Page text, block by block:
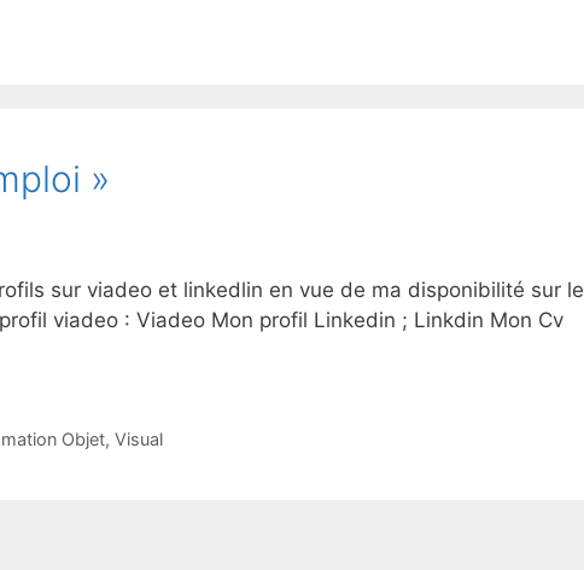
»
sur viadeo et linkedlin en vue de ma disponibilité sur le
viadeo : Viadeo Mon profil Linkedin ; Linkdin Mon Cv
Objet, Visual